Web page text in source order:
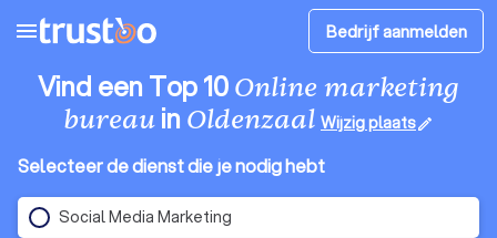
menu Bedrijf aanmelden
Vind een Top 10Online marketing
bureauin Oldenzaal Wijzig plaatsedit
Selecteer de dienst die je nodig hebt
Social Media Marketing